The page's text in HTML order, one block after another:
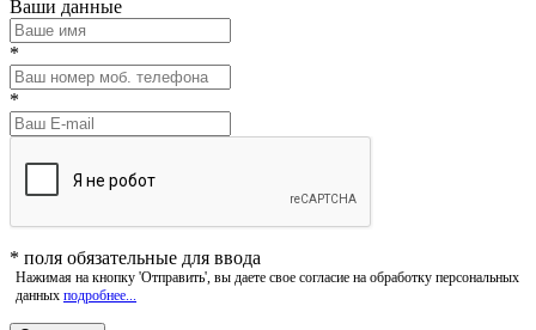
Ваши данные
*
*
* поля обязательные для ввода
Нажимая на кнопку 'Отправить', вы даете свое согласие на обработку персональных
данных подробнее...